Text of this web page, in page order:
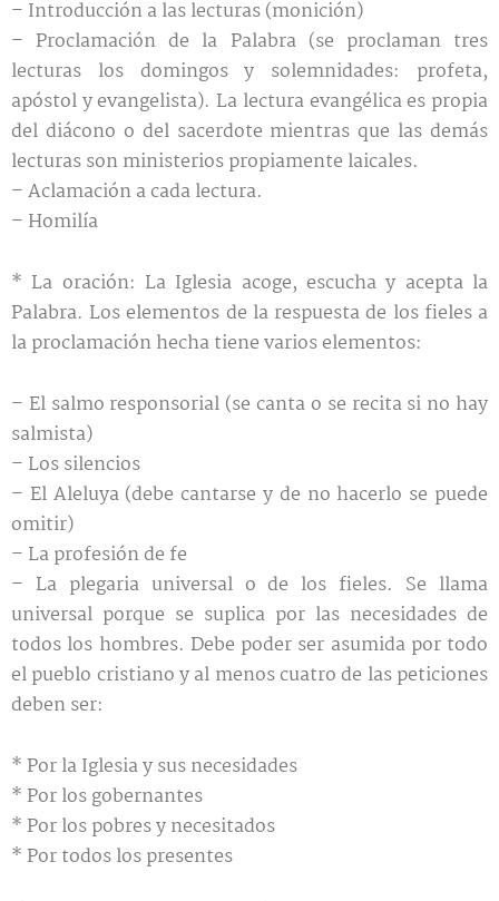
– Introducción a las lecturas (monición)
– Proclamación de la Palabra (se proclaman tres
lecturas los domingos y solemnidades: profeta,
apóstol y evangelista). La lectura evangélica es propia
del diácono o del sacerdote mientras que las demás
lecturas son ministerios propiamente laicales.
– Aclamación a cada lectura.
– Homilía
* La oración: La Iglesia acoge, escucha y acepta la
Palabra. Los elementos de la respuesta de los fieles a
la proclamación hecha tiene varios elementos:
– El salmo responsorial (se canta o se recita si no hay
salmista)
– Los silencios
– El Aleluya (debe cantarse y de no hacerlo se puede
omitir)
– La profesión de fe
– La plegaria universal o de los fieles. Se llama
universal porque se suplica por las necesidades de
todos los hombres. Debe poder ser asumida por todo
el pueblo cristiano y al menos cuatro de las peticiones
deben ser:
* Por la Iglesia y sus necesidades
* Por los gobernantes
* Por los pobres y necesitados
* Por todos los presentes